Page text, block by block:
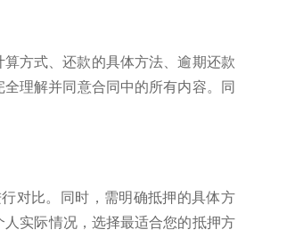
方式、还款的具体方法、逾期还款
理解并同意合同中的所有内容。同
对比。同时，需明确抵押的具体方
实际情况，选择最适合您的抵押方